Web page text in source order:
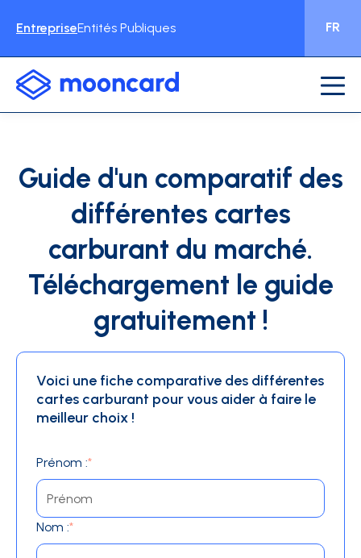
EntrepriseEntités Publiques FR
Guide d'un comparatif des
différentes cartes
carburant du marché.
Téléchargement le guide
gratuitement !
Voici une fiche comparative des différentes
cartes carburant pour vous aider à faire le
meilleur choix !
Prénom :*
Nom :*